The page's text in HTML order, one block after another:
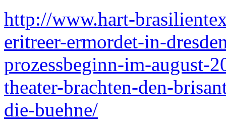
http://www.hart-
eritreer-ermordet-in-
prozessbeginn-im-august-
theater-brachten-den-
die-buehne/